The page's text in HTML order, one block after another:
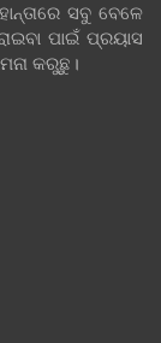
ସବୁ ବେଳେ
ପାଇଁ ପ୍ରୟାସ
କରୁଛୁ।